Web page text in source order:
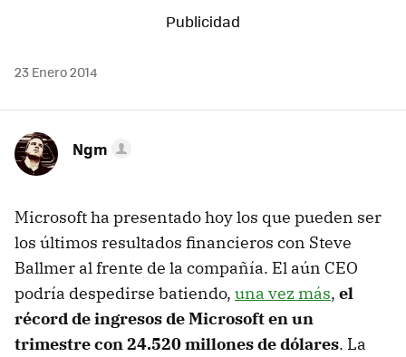
23 Enero 2014
Ngm
Microsoft ha presentado hoy los que pueden ser
los últimos resultados financieros con Steve
Ballmer al frente de la compañía. El aún CEO
podría despedirse batiendo, una vez más, el
récord de ingresos de Microsoft en un
trimestre con 24.520 millones de dólares. La